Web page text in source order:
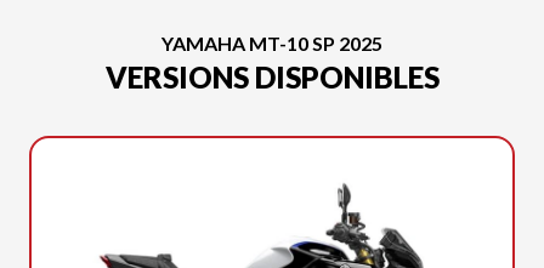
YAMAHA MT-10 SP 2025
VERSIONS DISPONIBLES